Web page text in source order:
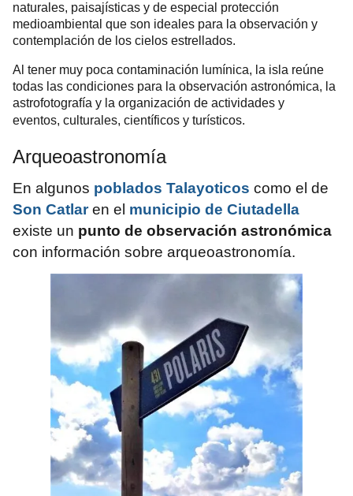
naturales, paisajísticas y de especial protección
medioambiental que son ideales para la observación y
contemplación de los cielos estrellados.
Al tener muy poca contaminación lumínica, la isla reúne
todas las condiciones para la observación astronómica, la
astrofotografía y la organización de actividades y
eventos, culturales, científicos y turísticos.
Arqueoastronomía
En algunos poblados Talayoticos como el de
Son Catlaren el municipio de Ciutadella
existe un punto de observación astronómica
con información sobre arqueoastronomía.